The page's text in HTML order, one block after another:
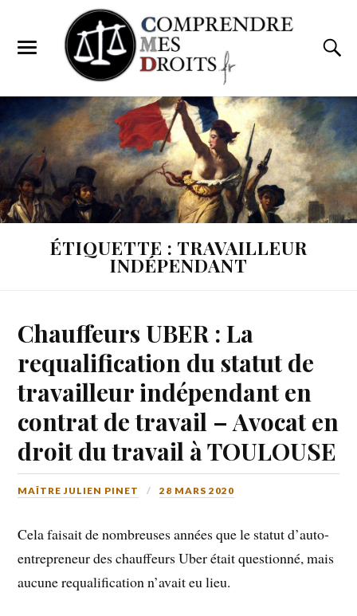
ÉTIQUETTE : TRAVAILLEUR
INDÉPENDANT
Chauffeurs UBER : La
requalification du statut de
travailleur indépendant en
contrat de travail – Avocat en
droit du travail à TOULOUSE
MAÎTRE JULIEN PINET 28 MARS 2020
Cela faisait de nombreuses années que le statut d’auto-
entrepreneur des chauffeurs Uber était questionné, mais
aucune requalification n’avait eu lieu.